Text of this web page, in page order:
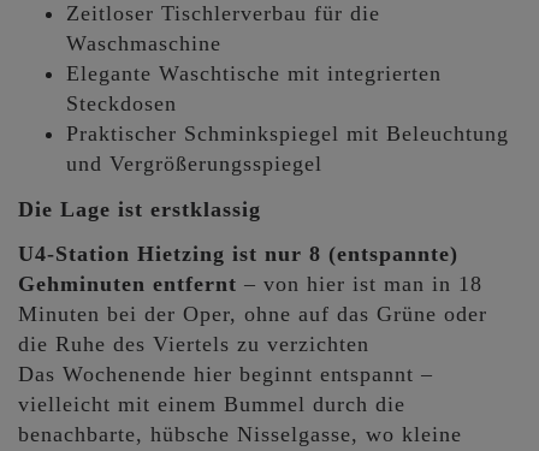
Zeitloser Tischlerverbau für die
Waschmaschine
Elegante Waschtische mit integrierten
Steckdosen
Praktischer Schminkspiegel mit Beleuchtung
und Vergrößerungsspiegel
Die Lage ist erstklassig
U4-Station Hietzing ist nur 8 (entspannte)
Gehminuten entfernt – von hier ist man in 18
Minuten bei der Oper, ohne auf das Grüne oder
die Ruhe des Viertels zu verzichten
Das Wochenende hier beginnt entspannt –
vielleicht mit einem Bummel durch die
benachbarte, hübsche Nisselgasse, wo kleine